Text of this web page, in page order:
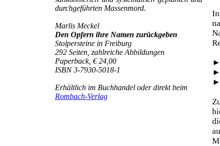
durchgeführten Massenmord.
Marlis Meckel
Den Opfern ihre Namen zurückgeben
Stolpersteine in Freiburg
292 Seiten, zahlreiche Abbildungen
Paperback, € 24,00
ISBN 3-7930-5018-1
Erhältlich im Buchhandel oder direkt beim
Rombach-Verlag